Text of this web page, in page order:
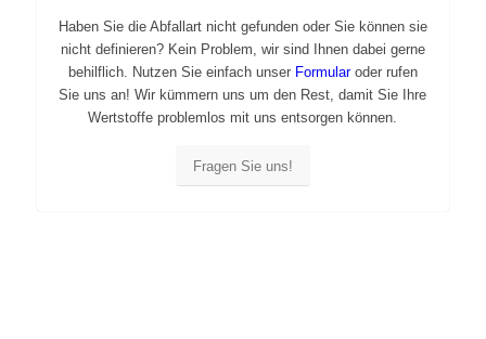
Haben Sie die Abfallart nicht gefunden oder Sie können sie
nicht definieren? Kein Problem, wir sind Ihnen dabei gerne
behilflich. Nutzen Sie einfach unser Formularoder rufen
Sie uns an! Wir kümmern uns um den Rest, damit Sie Ihre
Wertstoffe problemlos mit uns entsorgen können.
Fragen Sie uns!